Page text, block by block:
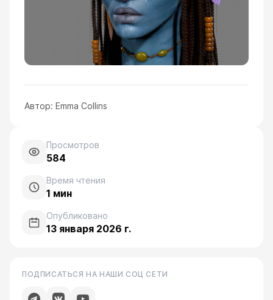
Автор: Emma Collins
Просмотров
584
Время чтения
1 мин
Опубликовано
13 января 2026 г.
ПОДПИСАТЬСЯ НА НАШИ СОЦ СЕТИ